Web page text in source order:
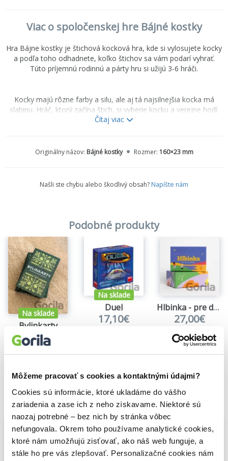
Môžeme pracovať s cookies a kontaktnými údajmi?
Cookies sú informácie, ktoré ukladáme do vášho
zariadenia a zase ich z neho získavame. Niektoré sú
naozaj potrebné – bez nich by stránka vôbec
nefungovala. Okrem toho používame analytické cookies,
ktoré nám umožňujú zisťovať, ako náš web funguje, a
stále ho pre vás zlepšovať. Personalizačné cookies nám
Viac o spoločenskej hre Bájné kostky
Hra Bájne kostky je štichová kocková hra, kde si vylosujete kocky
a podľa toho odhadnete, koľko štichov sa vám podarí vyhrať.
Túto príjemnú rodinnú a párty hru si užijú 3-6 hráči.
Kocky majú rôzne farby a silu, ale aj tá najsilnejšia kocka má
slabinu. Hráč, ktorý začína štich, si vyberie kocku a verejne hodí.
Ak si vyberie číselnú kocku, všetci musíte vybrať kocku danej farby
Tieto môžu prebiť hocijakú hodnotu na kockách, minotaur porazí
Čítaj viac
Originálny názov: Bájné kostky Rozmer: 160×23 mm
Našli ste chybu alebo škodlivý obsah? Napíšte nám
Podobné produkty
Na sklade
Bylinkarty
Martin Bajaník
12,70€
Na sklade
Duel
17,10€
Hlbinka - pre deti a rodičov
27,00€
Vybrané pre teba